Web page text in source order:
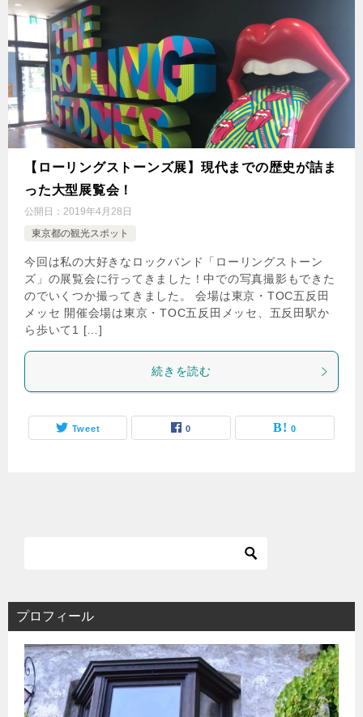
【ローリングストーンズ展】現代までの歴史が詰ま
った大型展覧会！
公開日： 2019年4月28日
東京都の観光スポット
今回は私の大好きなロックバンド「ローリングストーン
ズ」の展覧会に行ってきました！中での写真撮影もできた
のでいくつか撮ってきました。 会場は東京・TOC五反田
メッセ 開催会場は東京・TOC五反田メッセ、五反田駅か
ら歩いて1 […]
続きを読む
Tweet 0 0
プロフィール